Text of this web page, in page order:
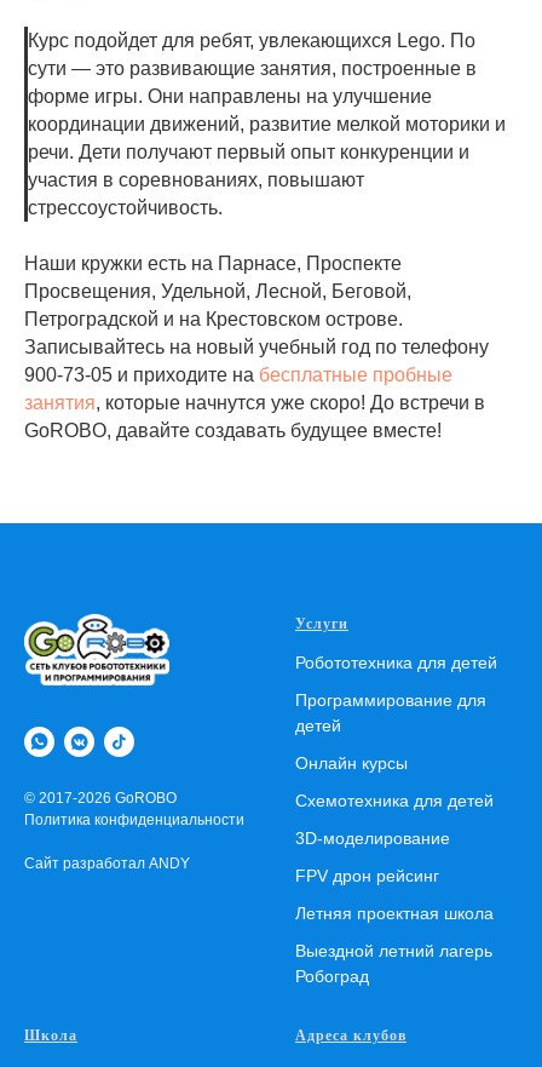
Курс подойдет для ребят, увлекающихся Lego. По
сути — это развивающие занятия, построенные в
форме игры. Они направлены на улучшение
координации движений, развитие мелкой моторики и
речи. Дети получают первый опыт конкуренции и
участия в соревнованиях, повышают
стрессоустойчивость.
Наши кружки есть на Парнасе, Проспекте
Просвещения, Удельной, Лесной, Беговой,
Петроградской и на Крестовском острове.
Записывайтесь на новый учебный год по телефону
900-73-05 и приходите на бесплатные пробные
занятия, которые начнутся уже скоро! До встречи в
GoROBO, давайте создавать будущее вместе!
© 2017-2026 GoROBO
Политика конфиденциальности
Сайт разработал ANDY
Услуги
Робототехника для детей
Программирование для
детей
Онлайн курсы
Схемотехника для детей
3D-моделирование
FPV дрон рейсинг
Летняя проектная школа
Выездной летний лагерь
Робоград
Школа Адреса клубов